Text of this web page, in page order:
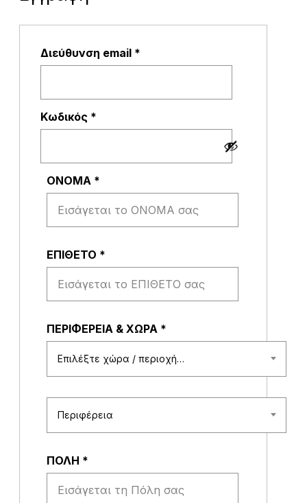
Διεύθυνση email *Απαιτείται
Κωδικός *Απαιτείται
ΟΝΟΜΑ *
ΕΠΙΘΕΤΟ *
ΠΕΡΙΦΕΡΕΙΑ & ΧΩΡΑ *
Επιλέξτε χώρα / περιοχή…
Περιφέρεια
ΠΟΛΗ *